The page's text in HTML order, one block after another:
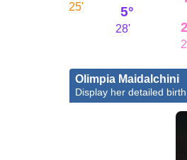
25' 5°
28'
Olimpia Maidalchini
Display her detailed